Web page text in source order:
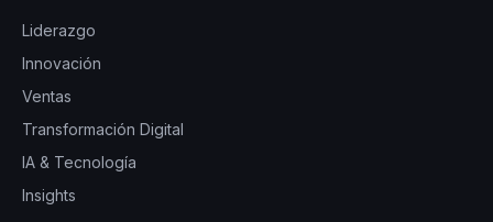
Liderazgo
Innovación
Ventas
Transformación Digital
IA & Tecnología
Insights